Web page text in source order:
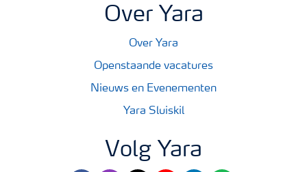
Over Yara
Over Yara
Openstaande vacatures
Nieuws en Evenementen
Yara Sluiskil
Volg Yara